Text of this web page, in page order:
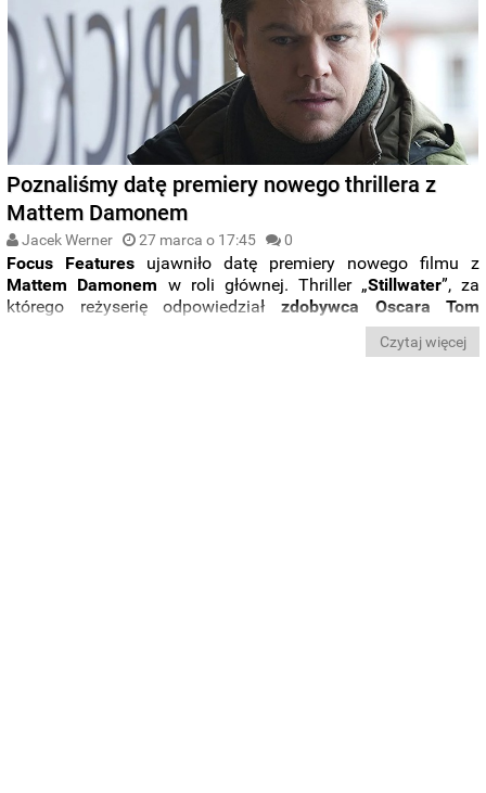
Poznaliśmy datę premiery nowego thrillera z
Mattem Damonem
Jacek Werner 27 marca o 17:45 0
Focus Features ujawniło datę premiery nowego filmu z
Mattem Damonem w roli głównej. Thriller „Stillwater”, za
którego reżyserię odpowiedziałzdobywca Oscara Tom
30 lipca tego roku.
Czytaj więcej